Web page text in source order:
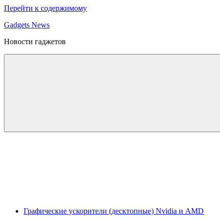
Перейти к содержимому
Gadgets News
Новости гаджетов
Графические ускорители (десктопные) Nvidia и AMD